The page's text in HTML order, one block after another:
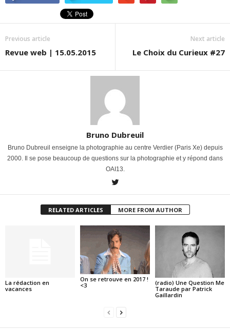
Previous article
Revue web | 15.05.2015
Next article
Le Choix du Curieux #27
Bruno Dubreuil
Bruno Dubreuil enseigne la photographie au centre Verdier (Paris Xe) depuis
2000. Il se pose beaucoup de questions sur la photographie et y répond dans
OAI13.
RELATED ARTICLES MORE FROM AUTHOR
La rédaction en
vacances
On se retrouve en 2017 !
<3
(radio) Une Question Me
Taraude par Patrick
Gaillardin